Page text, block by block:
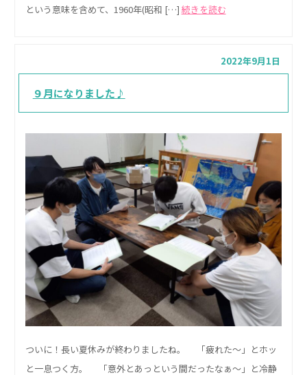
という意味を含めて、1960年(昭和 […] 続きを読む
2022年9月1日
９月になりました♪
ついに！長い夏休みが終わりましたね。 「疲れた～」とホッ
と一息つく方。 「意外とあっという間だったなぁ～」と冷静